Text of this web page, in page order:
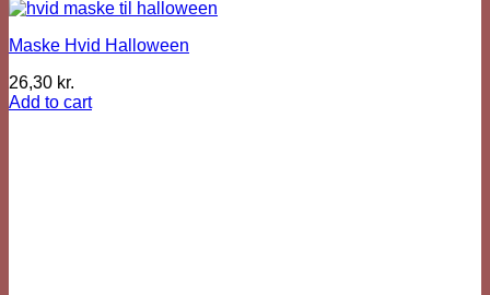
Maske Hvid Halloween
26,30 kr.
Add to cart